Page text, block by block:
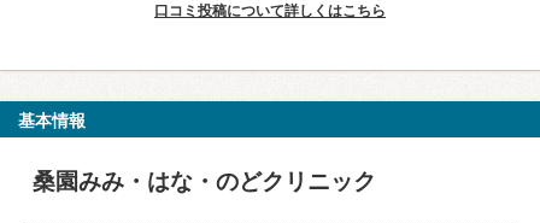
口コミ投稿について詳しくはこちら
基本情報
桑園みみ・はな・のどクリニック